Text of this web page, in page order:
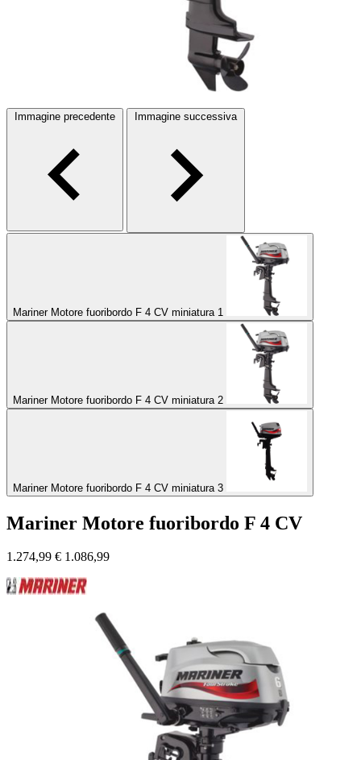
Immagine precedente Immagine successiva
Mariner Motore fuoribordo F 4 CV miniatura 1
Mariner Motore fuoribordo F 4 CV miniatura 2
Mariner Motore fuoribordo F 4 CV miniatura 3
Mariner Motore fuoribordo F 4 CV
1.274,99 € 1.086,99